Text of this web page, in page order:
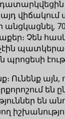
անցկացնել,
Չեն
Ունենք
են
են